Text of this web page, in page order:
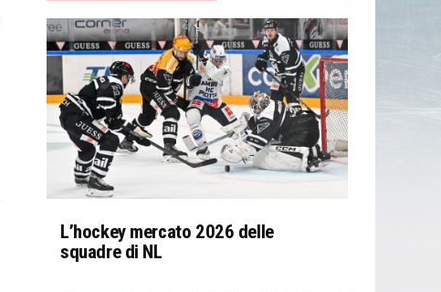
L’hockey mercato 2026 delle
squadre di NL